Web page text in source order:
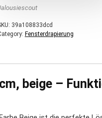
39a108833dcd
Fensterdrapierung
beige –